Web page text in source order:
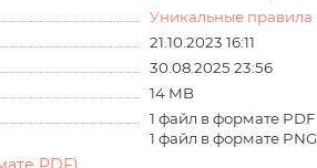
Уникальные правила
21.10.2023 16:11
30.08.2025 23:56
14 MB
1 файл в формате PDF
1 файл в формате PNG